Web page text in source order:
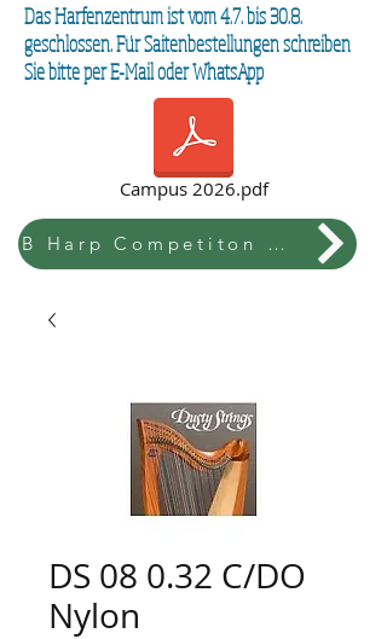
Das Harfenzentrum ist vom 4.7. bis 30.8.
geschlossen. Für Saitenbestellungen schreiben
Sie bitte per E-Mail oder WhatsApp
Campus 2026.pdf
B Harp Competiton & Festival
DS 08 0.32 C/DO
Nylon